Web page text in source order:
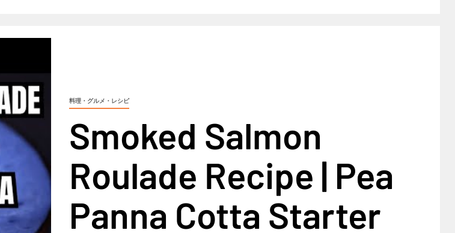
料理・グルメ・レシピ
Smoked Salmon
Roulade Recipe | Pea
Panna Cotta Starter